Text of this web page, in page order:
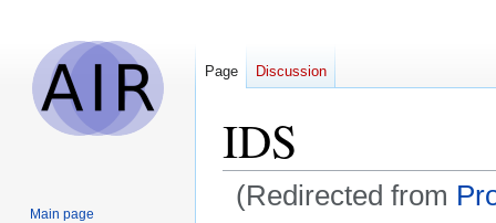
IDS
(Redirected from
Page Discussion
Main page